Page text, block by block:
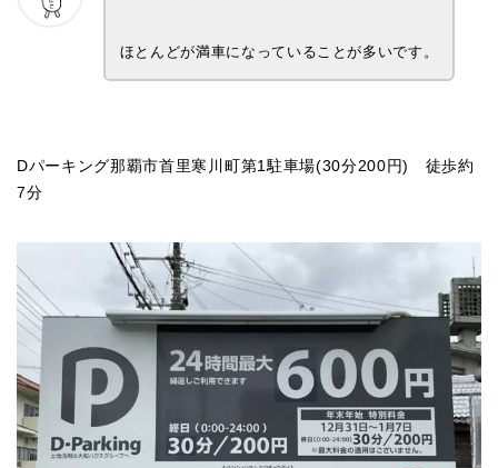
ほとんどが満車になっていることが多いです。
Dパーキング那覇市首里寒川町第1駐車場(30分200円) 徒歩約
7分